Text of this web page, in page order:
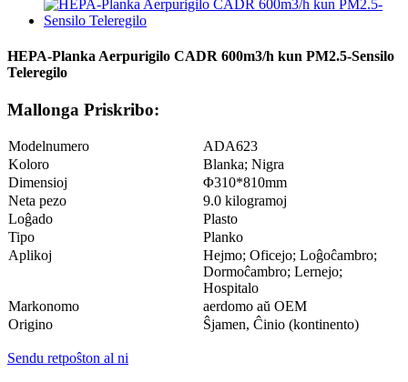
HEPA-Planka Aerpurigilo CADR 600m3/h kun PM2.5-Sensilo
Teleregilo
Mallonga Priskribo:
Modelnumero
ADA623
Koloro
Blanka; Nigra
Dimensioj
Φ310*810mm
Neta pezo
9.0 kilogramoj
Loĝado
Plasto
Tipo
Planko
Aplikoj
Hejmo; Oficejo; Loĝoĉambro;
Dormoĉambro; Lernejo;
Hospitalo
Markonomo
aerdomo aŭ OEM
Origino
Ŝjamen, Ĉinio (kontinento)
Sendu retpoŝton al ni